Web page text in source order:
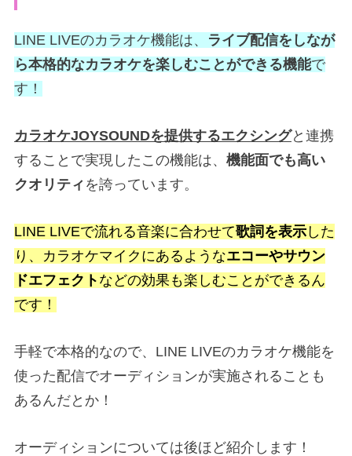
LINE LIVEのカラオケ機能は、 ライブ配信をしなが
ら本格的なカラオケを楽しむことができる機能で
す！
カラオケJOYSOUNDを提供するエクシングと連携
することで実現したこの機能は、 機能面でも高い
クオリティ を誇っています。
LINE LIVEで流れる音楽に合わせて歌詞を表示 した
り、 カラオケマイクにあるようなエコーやサウン
ドエフェクト などの効果も楽しむことができるん
です！
手軽で本格的なので、LINE LIVEのカラオケ機能を
使った配信でオーディションが実施されることも
あるんだとか！
オーディションについては後ほど紹介します！